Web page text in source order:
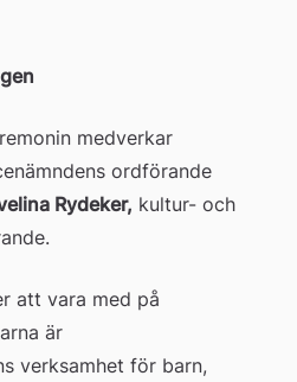
medverkar
Rydeker, kultur- och
att vara med på
är
verksamhet för barn,